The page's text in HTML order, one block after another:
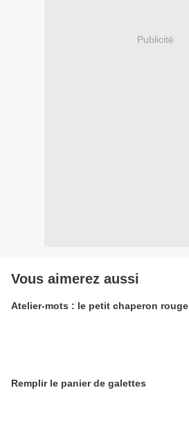
Publicité
Vous aimerez aussi
Atelier-mots : le petit chaperon rouge
Remplir le panier de galettes